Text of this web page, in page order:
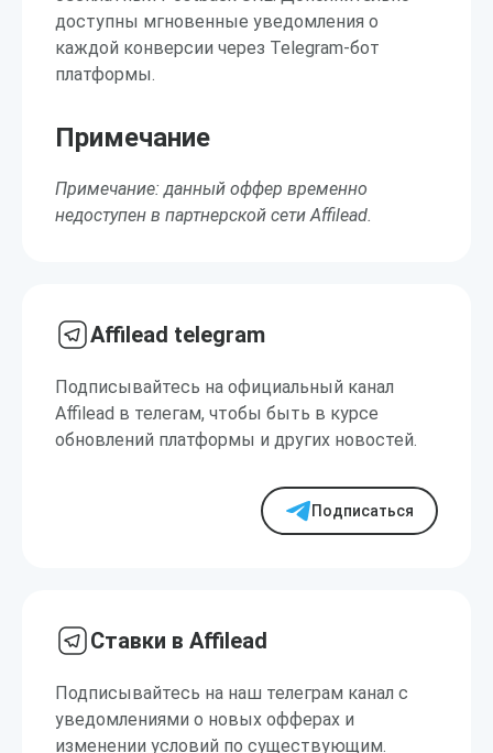
доступны мгновенные уведомления о
каждой конверсии через Telegram-бот
платформы.
Примечание
Примечание: данный оффер временно
недоступен в партнерской сети Affilead.
Affilead telegram
Подписывайтесь на официальный канал
Affilead в телегам, чтобы быть в курсе
обновлений платформы и других новостей.
Подписаться
Ставки в Affilead
Подписывайтесь на наш телеграм канал с
уведомлениями о новых офферах и
изменении условий по существующим.